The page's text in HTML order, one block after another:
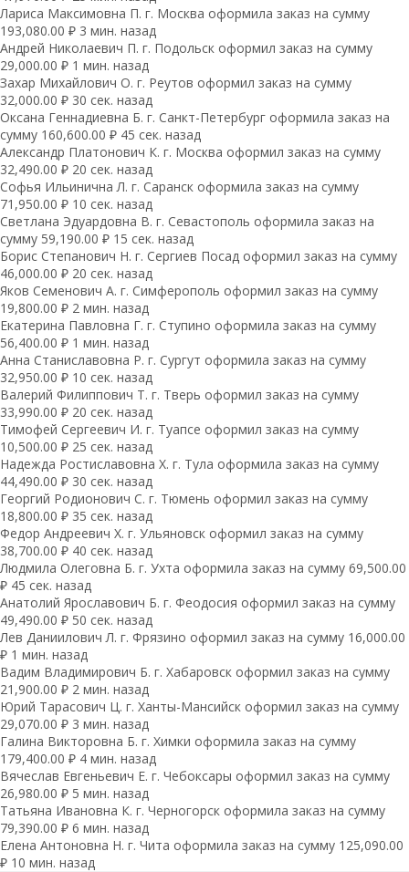
Лариса Максимовна П. г. Москва оформила заказ на сумму
193,080.00 ₽ 3 мин. назад
Андрей Николаевич П. г. Подольск оформил заказ на сумму
29,000.00 ₽ 1 мин. назад
Захар Михайлович О. г. Реутов оформил заказ на сумму
32,000.00 ₽ 30 сек. назад
Оксана Геннадиевна Б. г. Санкт-Петербург оформила заказ на
сумму 160,600.00 ₽ 45 сек. назад
Александр Платонович К. г. Москва оформил заказ на сумму
32,490.00 ₽ 20 сек. назад
Софья Ильинична Л. г. Саранск оформила заказ на сумму
71,950.00 ₽ 10 сек. назад
Светлана Эдуардовна В. г. Севастополь оформила заказ на
сумму 59,190.00 ₽ 15 сек. назад
Борис Степанович Н. г. Сергиев Посад оформил заказ на сумму
46,000.00 ₽ 20 сек. назад
Яков Семенович А. г. Симферополь оформил заказ на сумму
19,800.00 ₽ 2 мин. назад
Екатерина Павловна Г. г. Ступино оформила заказ на сумму
56,400.00 ₽ 1 мин. назад
Анна Станиславовна Р. г. Сургут оформила заказ на сумму
32,950.00 ₽ 10 сек. назад
Валерий Филиппович Т. г. Тверь оформил заказ на сумму
33,990.00 ₽ 20 сек. назад
Тимофей Сергеевич И. г. Туапсе оформил заказ на сумму
10,500.00 ₽ 25 сек. назад
Надежда Ростиславовна Х. г. Тула оформила заказ на сумму
44,490.00 ₽ 30 сек. назад
Георгий Родионович С. г. Тюмень оформил заказ на сумму
18,800.00 ₽ 35 сек. назад
Федор Андреевич Х. г. Ульяновск оформил заказ на сумму
38,700.00 ₽ 40 сек. назад
Людмила Олеговна Б. г. Ухта оформила заказ на сумму 69,500.00
₽ 45 сек. назад
Анатолий Ярославович Б. г. Феодосия оформил заказ на сумму
49,490.00 ₽ 50 сек. назад
Лев Даниилович Л. г. Фрязино оформил заказ на сумму 16,000.00
₽ 1 мин. назад
Вадим Владимирович Б. г. Хабаровск оформил заказ на сумму
21,900.00 ₽ 2 мин. назад
Юрий Тарасович Ц. г. Ханты-Мансийск оформил заказ на сумму
29,070.00 ₽ 3 мин. назад
Галина Викторовна Б. г. Химки оформила заказ на сумму
179,400.00 ₽ 4 мин. назад
Вячеслав Евгеньевич Е. г. Чебоксары оформил заказ на сумму
26,980.00 ₽ 5 мин. назад
Татьяна Ивановна К. г. Черногорск оформила заказ на сумму
79,390.00 ₽ 6 мин. назад
Елена Антоновна Н. г. Чита оформила заказ на сумму 125,090.00
₽ 10 мин. назад